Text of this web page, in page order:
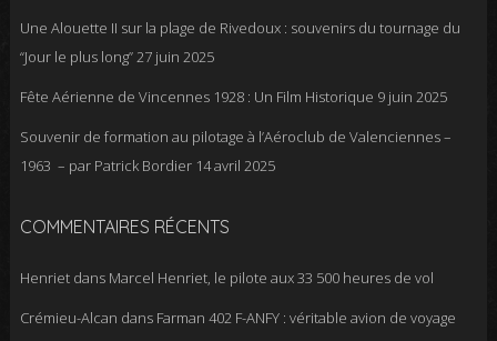
Une Alouette II sur la plage de Rivedoux : souvenirs du tournage du
“Jour le plus long”27 juin 2025
Fête Aérienne de Vincennes 1928 : Un Film Historique 9 juin 2025
Souvenir de formation au pilotage à l’Aéroclub de Valenciennes –
1963 – par Patrick Bordier 14 avril 2025
COMMENTAIRES RÉCENTS
Henrietdans Marcel Henriet, le pilote aux 33 500 heures de vol
Crémieu-Alcan dans Farman 402 F-ANFY : véritable avion de voyage